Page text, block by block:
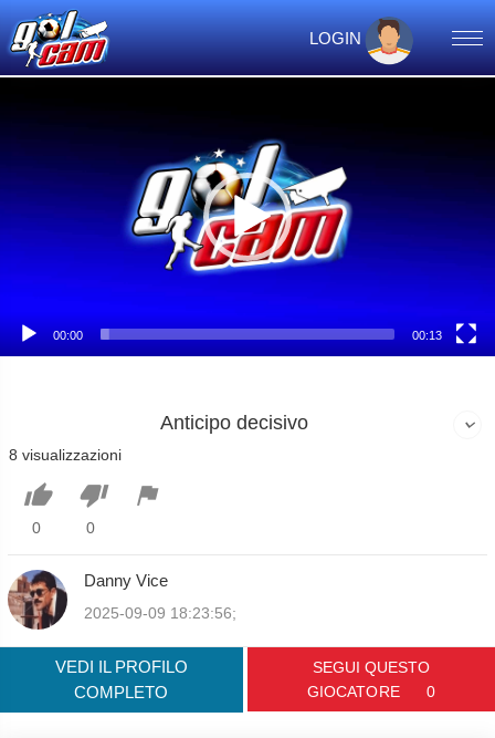
LOGIN
00:00 00:13
Anticipo decisivo
8 visualizzazioni

0

0

Danny Vice
2025-09-09 18:23:56;
VEDI IL PROFILO
COMPLETO
SEGUI QUESTO
GIOCATORE
0